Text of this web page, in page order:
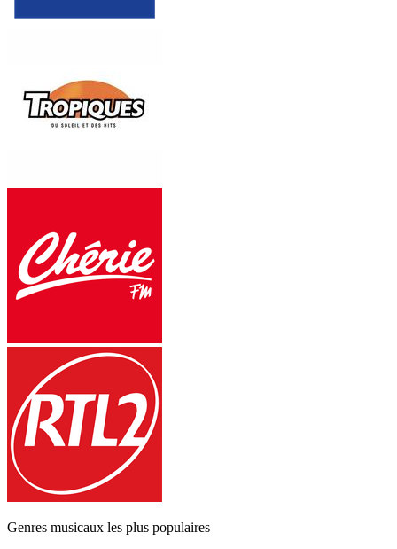
Genres musicaux les plus populaires